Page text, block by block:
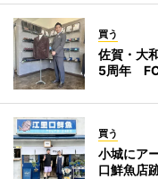
買う
佐賀・大
5周年
買う
小城にア
口鮮魚店